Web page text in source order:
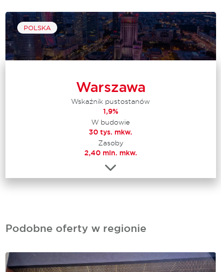
POLSKA
Warszawa
Wskaźnik pustostanów
1,9%
W budowie
30 tys. mkw.
Zasoby
2,40 mln. mkw.
Podobne oferty w regionie